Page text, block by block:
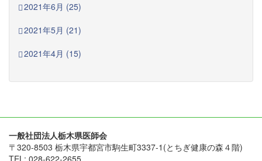
2021年6月 (25)
2021年5月 (21)
2021年4月 (15)
一般社団法人栃木県医師会
〒320-8503 栃木県宇都宮市駒生町3337-1(とちぎ健康の森４階)
TEL: 028-622-2655